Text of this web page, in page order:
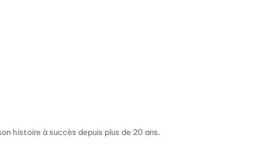
histoire à succès depuis plus de 20 ans.